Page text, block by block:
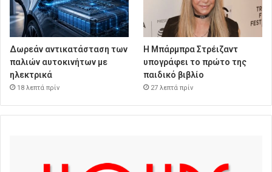
Δωρεάν αντικατάσταση των
παλιών αυτοκινήτων με
ηλεκτρικά
18 λεπτά πρίν
Η Μπάρμπρα Στρέιζαντ
υπογράφει το πρώτο της
παιδικό βιβλίο
27 λεπτά πρίν